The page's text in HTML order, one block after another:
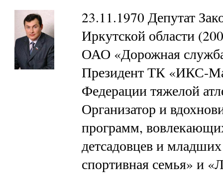
23.11.1970 Депутат
Иркутской области
ОАО «Дорожная
Президент ТК «ИКС-
Федерации тяжелой
Организатор и
программ,
детсадовцев и
спортивная семья» и